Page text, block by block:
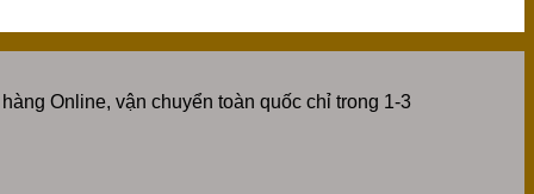
Online, vận chuyển toàn quốc chỉ trong 1-3